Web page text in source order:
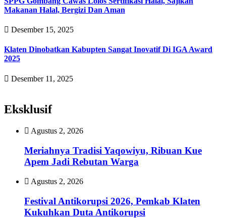
Makanan Halal, Bergizi Dan Aman
Desember 15, 2025
Klaten Dinobatkan Kabupten Sangat Inovatif Di IGA Award
2025
Desember 11, 2025
Eksklusif
Agustus 2, 2026
Meriahnya Tradisi Yaqowiyu, Ribuan Kue
Apem Jadi Rebutan Warga
Agustus 2, 2026
Festival Antikorupsi 2026, Pemkab Klaten
Kukuhkan Duta Antikorupsi